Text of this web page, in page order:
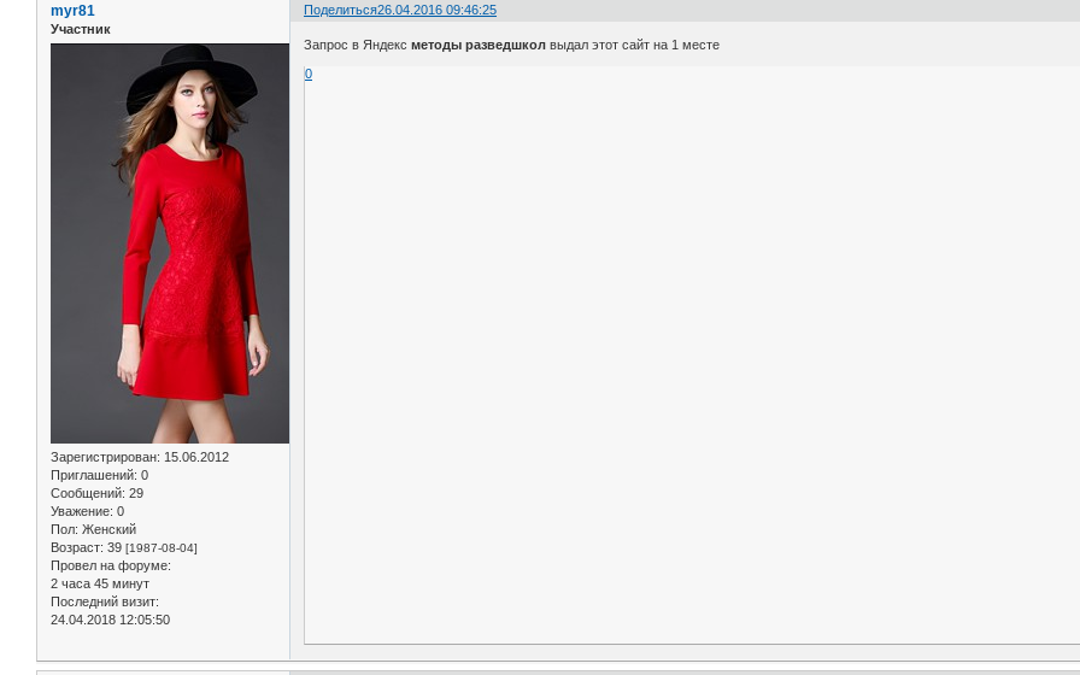
Поделиться26.04.2016 09:46:25
myr81
Участник
Зарегистрирован: 15.06.2012
Приглашений: 0
Сообщений: 29
Уважение: 0
Пол: Женский
Возраст: 39 [1987-08-04]
Провел на форуме:
2 часа 45 минут
Последний визит:
24.04.2018 12:05:50
Запрос в Яндексметоды разведшкол выдал этот сайт на 1 месте
0